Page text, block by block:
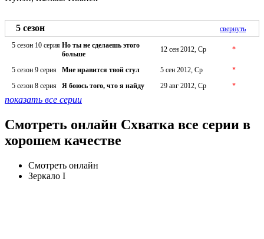
5 сезон
свернуть
5 сезон 10 серия Но ты не сделаешь этого
больше
12 сен 2012, Ср *
5 сезон 9 серия Мне нравится твой стул 5 сен 2012, Ср
*
5 сезон 8 серия
Я боюсь того, что я найду 29 авг 2012, Ср *
показать все серии
Смотреть онлайн Схватка все серии в
хорошем качестве
Смотреть онлайн
Зеркало I